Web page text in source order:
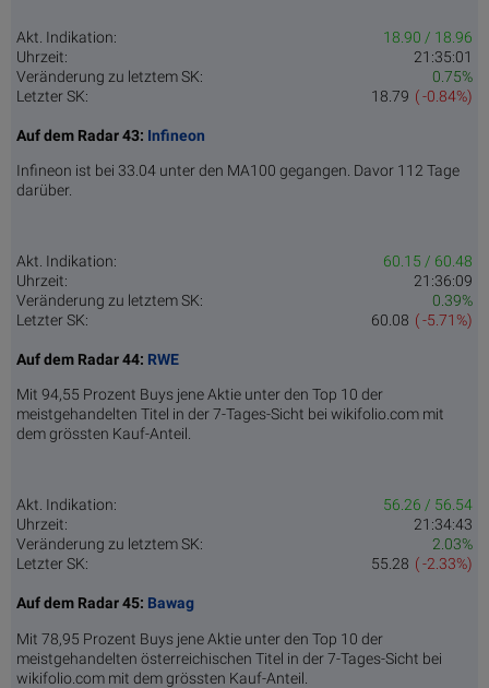
Akt. Indikation:
18.90 / 18.96
Uhrzeit:
21:35:01
Veränderung zu letztem SK:
0.75%
Letzter SK:
( -0.84%)
18.79
Auf dem Radar 43: Infineon
Infineon ist bei 33.04 unter den MA100 gegangen. Davor 112 Tage
darüber.
Akt. Indikation:
60.15 / 60.48
Uhrzeit:
21:36:09
Veränderung zu letztem SK:
0.39%
Letzter SK:
( -5.71%)
60.08
Auf dem Radar 44: RWE
Mit 94,55 Prozent Buys jene Aktie unter den Top 10 der
meistgehandelten Titel in der 7-Tages-Sicht bei wikifolio.com mit
dem grössten Kauf-Anteil.
Akt. Indikation:
56.26 / 56.54
Uhrzeit:
21:34:43
Veränderung zu letztem SK:
2.03%
Letzter SK:
( -2.33%)
55.28
Auf dem Radar 45: Bawag
Mit 78,95 Prozent Buys jene Aktie unter den Top 10 der
meistgehandelten österreichischen Titel in der 7-Tages-Sicht bei
wikifolio.com mit dem grössten Kauf-Anteil.